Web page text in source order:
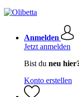
Anmelden
Jetzt anmelden
Bist du neu
Konto erstellen